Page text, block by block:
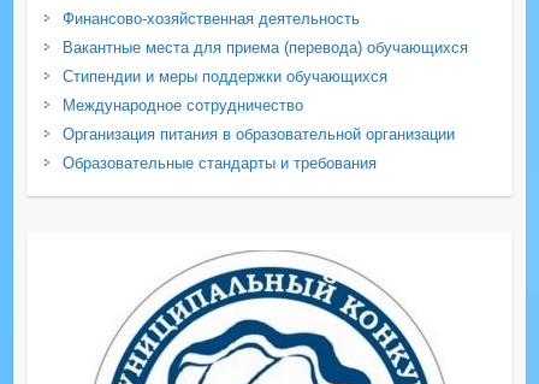
Финансово-хозяйственная деятельность
Вакантные места для приема (перевода) обучающихся
Стипендии и меры поддержки обучающихся
Международное сотрудничество
Организация питания в образовательной организации
Образовательные стандарты и требования